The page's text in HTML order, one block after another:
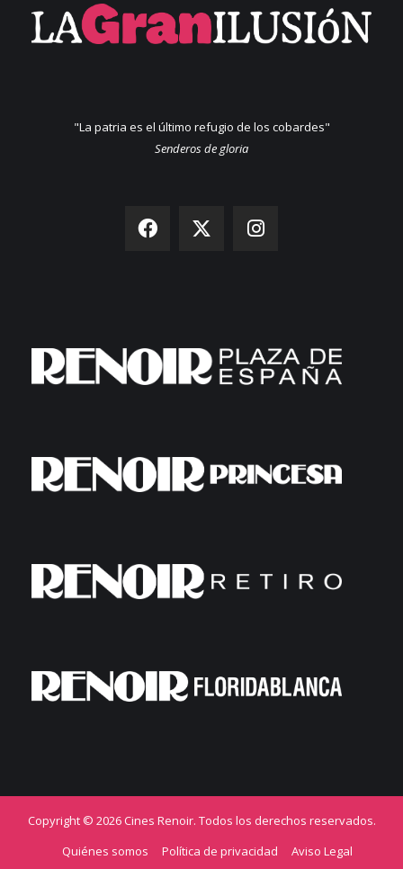
"La patria es el último refugio de los cobardes"
Senderos de gloria
Copyright © 2026 Cines Renoir. Todos los derechos reservados.
Quiénes somos
Política de privacidad Aviso Legal